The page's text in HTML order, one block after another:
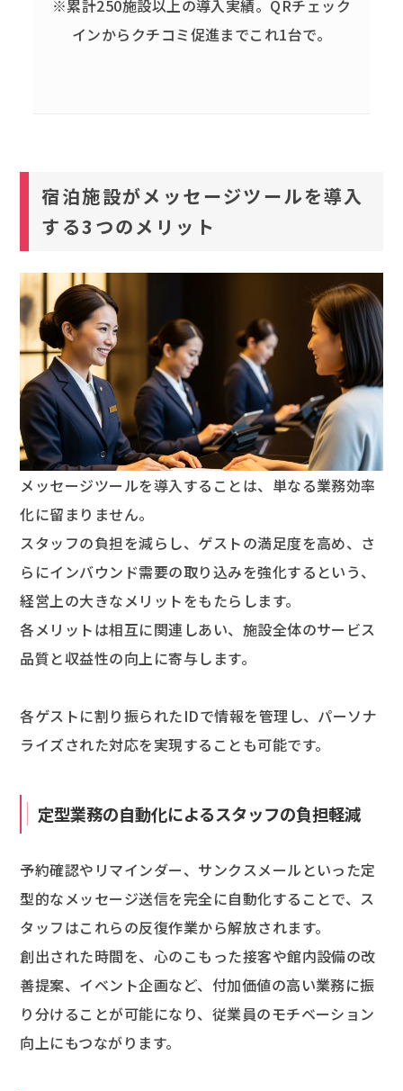
※累計250施設以上の導入実績。QRチェック
インからクチコミ促進までこれ1台で。
宿泊施設がメッセージツールを導入
する3つのメリット
メッセージツールを導入することは、単なる業務効率
化に留まりません。
スタッフの負担を減らし、ゲストの満足度を高め、さ
らにインバウンド需要の取り込みを強化するという、
経営上の大きなメリットをもたらします。
各メリットは相互に関連しあい、施設全体のサービス
品質と収益性の向上に寄与します。
各ゲストに割り振られたIDで情報を管理し、パーソナ
ライズされた対応を実現することも可能です。
定型業務の自動化によるスタッフの負担軽減
予約確認やリマインダー、サンクスメールといった定
型的なメッセージ送信を完全に自動化することで、ス
タッフはこれらの反復作業から解放されます。
創出された時間を、心のこもった接客や館内設備の改
善提案、イベント企画など、付加価値の高い業務に振
り分けることが可能になり、従業員のモチベーション
向上にもつながります。